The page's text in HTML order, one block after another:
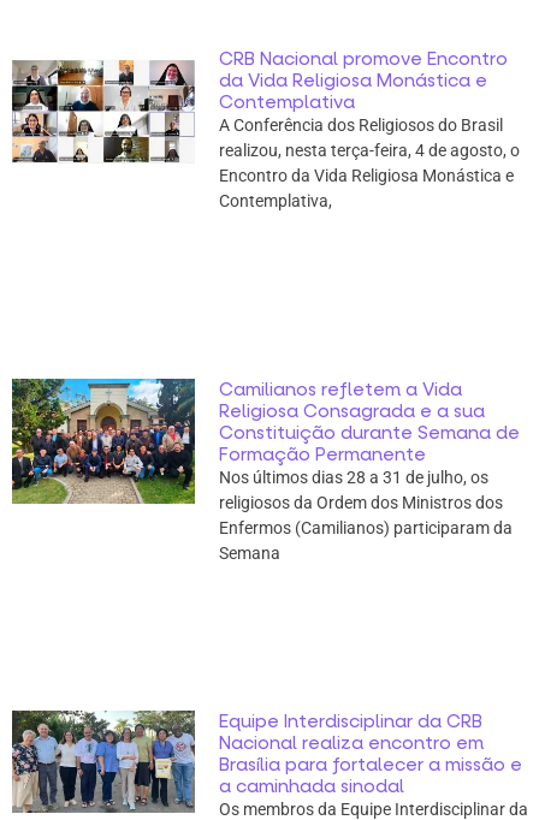
CRB Nacional promove Encontro
da Vida Religiosa Monástica e
Contemplativa
A Conferência dos Religiosos do Brasil
realizou, nesta terça-feira, 4 de agosto, o
Encontro da Vida Religiosa Monástica e
Contemplativa,
Camilianos refletem a Vida
Religiosa Consagrada e a sua
Constituição durante Semana de
Formação Permanente
Nos últimos dias 28 a 31 de julho, os
religiosos da Ordem dos Ministros dos
Enfermos (Camilianos) participaram da
Semana
Equipe Interdisciplinar da CRB
Nacional realiza encontro em
Brasília para fortalecer a missão e
a caminhada sinodal
Os membros da Equipe Interdisciplinar da